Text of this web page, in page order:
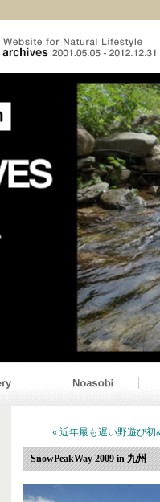
« 近年最も遅い野遊び初
SnowPeakWay 2009 in 九州